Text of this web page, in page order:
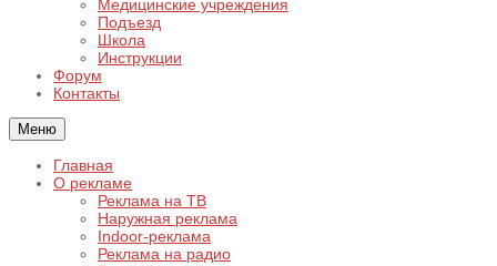
Медицинские учреждения
Подъезд
Школа
Инструкции
Форум
Контакты
Меню
Главная
О рекламе
Реклама на ТВ
Наружная реклама
Indoor-реклама
Реклама на радио